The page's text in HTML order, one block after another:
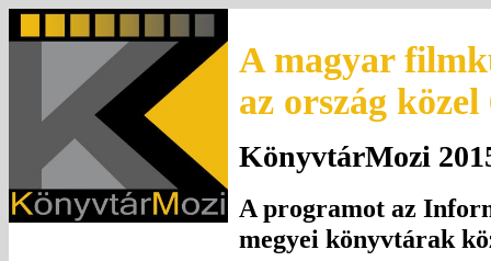
A magyar
az ország
KönyvtárMozi
A programot az
megyei könyvtárak